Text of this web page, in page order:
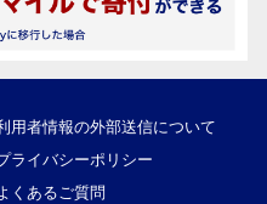
用者情報の外部送信について
ライバシーポリシー
くあるご質問